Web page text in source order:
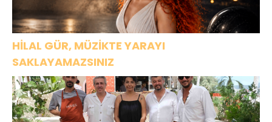
HİLAL GÜR, MÜZİKTE YARAYI
SAKLAYAMAZSINIZ